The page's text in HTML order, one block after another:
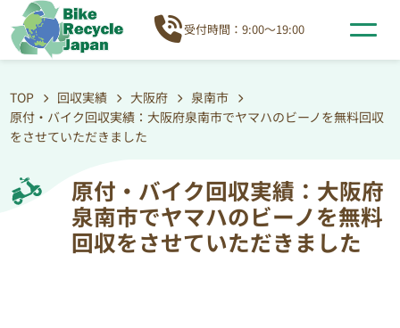
受付時間：9:00～19:00
TOP 回収実績 大阪府
泉南市
原付・バイク回収実績：大阪府泉南市でヤマハのビーノを無料回収
をさせていただきました
原付・バイク回収実績：大阪府
泉南市でヤマハのビーノを無料
回収をさせていただきました